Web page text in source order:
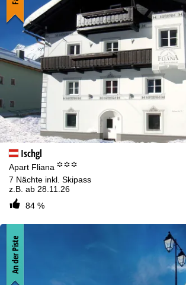
nicht funktionsnotwendigen Cookies und
Wenn SieAblehnenklicken, verwenden wir
Vertragserfüllung notwendige Dienste.
Weitere Informationen zur Cookienutzung und
Änderung Ihrer Einstellungen finden Sie in
Informationen zum Verantwortlichen finden Sie
Impressum. Informationen zu den
Ihren Rechten finden Sie in unserer
Zustimmen
Ischgl
Apart Fliana °°°
7 Nächte inkl. Skipass
z.B. ab 28.11.26
84 %
An der Piste